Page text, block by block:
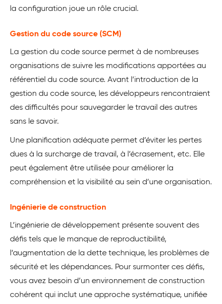
la configuration joue un rôle crucial.
Gestion du code source (SCM)
La gestion du code source permet à de nombreuses
organisations de suivre les modifications apportées au
référentiel du code source. Avant l’introduction de la
gestion du code source, les développeurs rencontraient
des difficultés pour sauvegarder le travail des autres
sans le savoir.
Une planification adéquate permet d’éviter les pertes
dues à la surcharge de travail, à l’écrasement, etc. Elle
peut également être utilisée pour améliorer la
compréhension et la visibilité au sein d’une organisation.
Ingénierie de construction
L’ingénierie de développement présente souvent des
défis tels que le manque de reproductibilité,
l’augmentation de la dette technique, les problèmes de
sécurité et les dépendances. Pour surmonter ces défis,
vous avez besoin d’un environnement de construction
cohérent qui inclut une approche systématique, unifiée